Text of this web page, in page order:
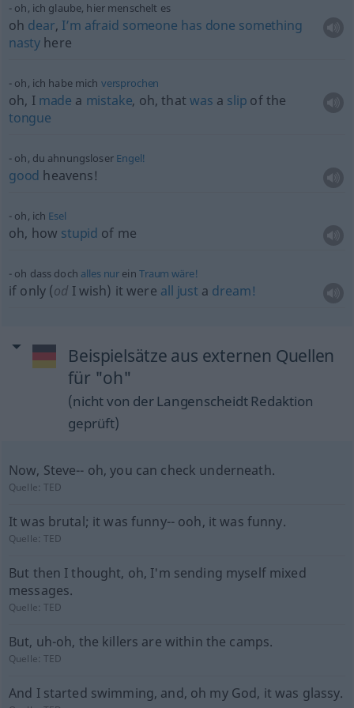
oh, ich glaube, hier menschelt es
oh dear, I’m afraid someone has done something
nasty here
oh, ich habe mich versprochen
oh, I made a mistake, oh, thatwas a slip of the
tongue
oh, du ahnungsloser Engel!
good heavens!
oh, ich Esel
oh, how stupid of me
oh dass doch alles nur ein Traum wäre!
if only (od I wish) it were all just a dream!
Beispielsätze aus externen Quellen
für "oh"
(nicht von der Langenscheidt Redaktion
geprüft)
Now, Steve-- oh, you can check underneath.
Quelle:TED
It was brutal; it was funny-- ooh, it was funny.
Quelle:TED
But then I thought, oh, I'm sending myself mixed
messages.
Quelle:TED
But, uh-oh, the killers are within the camps.
Quelle:TED
And I started swimming, and, oh my God, it was glassy.